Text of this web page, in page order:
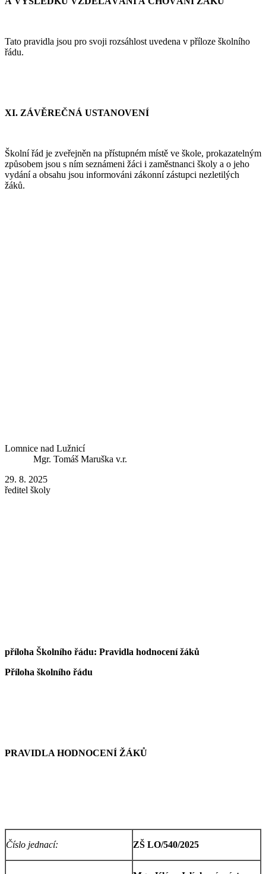
Tato pravidla jsou pro svoji rozsáhlost uvedena v příloze školního
řádu.
XI. ZÁVĚREČNÁ USTANOVENÍ
Školní řád je zveřejněn na přístupném místě ve škole, prokazatelným
způsobem jsou s ním seznámeni žáci i zaměstnanci školy a o jeho
vydání a obsahu jsou informováni zákonní zástupci nezletilých
žáků.
Lomnice nad Lužnicí
Mgr. Tomáš Maruška v.r.
29. 8. 2025
ředitel školy
příloha Školního řádu: Pravidla hodnocení žáků
Příloha školního řádu
PRAVIDLA HODNOCENÍ ŽÁKŮ
Číslo jednací: ZŠ LO/540/2025